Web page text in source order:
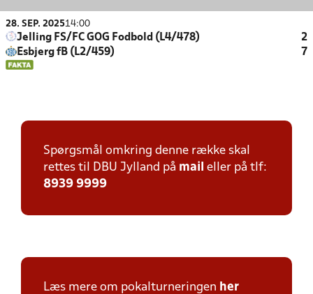
28. SEP. 202514:00
Jelling FS/FC GOG Fodbold (L4/478)
2
Esbjerg fB (L2/459)
7
Spørgsmål omkring denne række skal
rettes til DBU Jylland på mail eller på tlf:
8939 9999
Læs mere om pokalturneringen her